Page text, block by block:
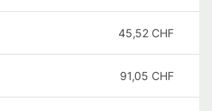
45,52 CHF
91,05 CHF